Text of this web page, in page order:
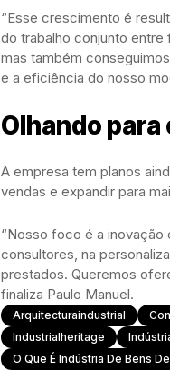
“Esse crescimento é
do trabalho conjunto entre
mas também
e a eficiência do nosso
Olhando para
A empresa tem planos
vendas e expandir para
“Nosso foco é a inovação
consultores, na
prestados. Queremos
finaliza Paulo Manuel.
Arquitecturaindustrial
Industrialheritage
O Que É Indústria De Bens